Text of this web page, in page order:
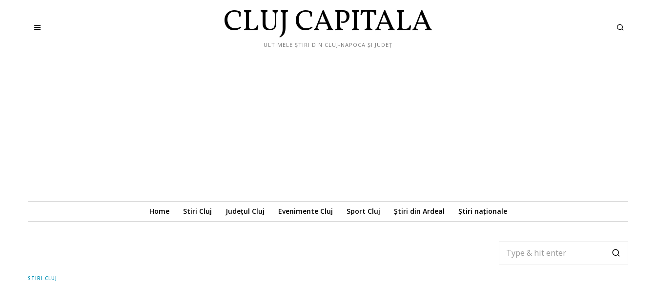
CLUJ CAPITALA
ULTIMELE ȘTIRI DIN CLUJ-NAPOCA ȘI JUDEȚ
Home Stiri Cluj Județul Cluj Evenimente Cluj Sport Cluj Știri din Ardeal Știri naționale
STIRI CLUJ